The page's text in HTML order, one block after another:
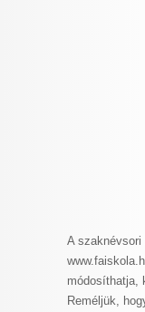
A szaknévsori
módosíthatja,
Reméljük,